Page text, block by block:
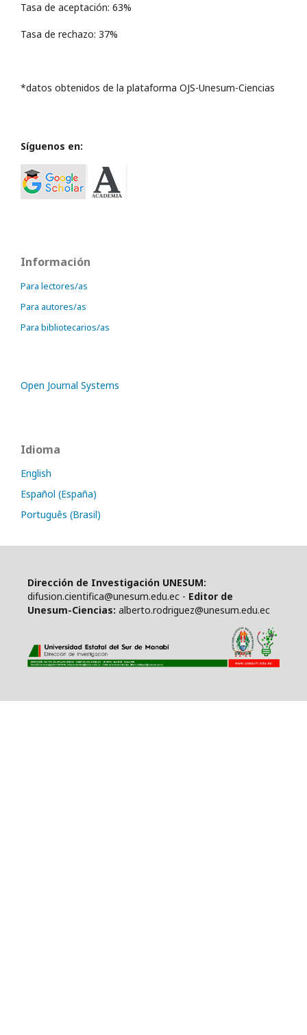
Tasa de aceptación: 63%
Tasa de rechazo: 37%
*datos obtenidos de la plataforma OJS-Unesum-Ciencias
Síguenos en:
Información
Para lectores/as
Para autores/as
Para bibliotecarios/as
Open Journal Systems
Idioma
English
Español (España)
Português (Brasil)
Dirección de Investigación UNESUM:
difusion.cientifica@unesum.edu.ec - Editor de
Unesum-Ciencias: alberto.rodriguez@unesum.edu.ec